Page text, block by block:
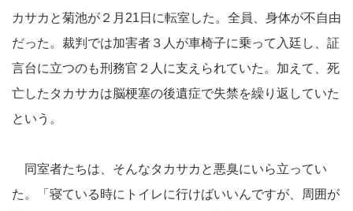
カサカと菊池が２月21日に転室した。全員、身体が不自由
だった。裁判では加害者３人が車椅子に乗って入廷し、証
言台に立つのも刑務官２人に支えられていた。加えて、死
亡したタカサカは脳梗塞の後遺症で失禁を繰り返していた
という。
同室者たちは、そんなタカサカと悪臭にいら立ってい
た。「寝ている時にトイレに行けばいいんですが、周囲が